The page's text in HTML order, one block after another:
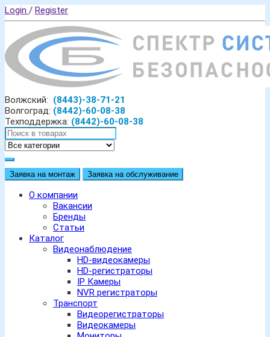
Login / Register
Волжский: (8443)-38-71-21
Волгоград: (8442)-60-08-38
Техподдержка: (8442)-60-08-38
Заявка на монтаж Заявка на обслуживание
О компании
Вакансии
Бренды
Статьи
Каталог
Видеонаблюдение
HD-видеокамеры
HD-регистраторы
IP Камеры
NVR регистраторы
Транспорт
Видеорегистраторы
Видеокамеры